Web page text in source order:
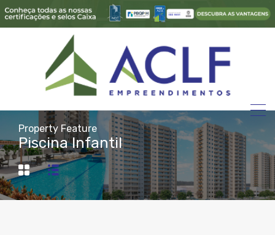
Property Feature
Piscina Infantil